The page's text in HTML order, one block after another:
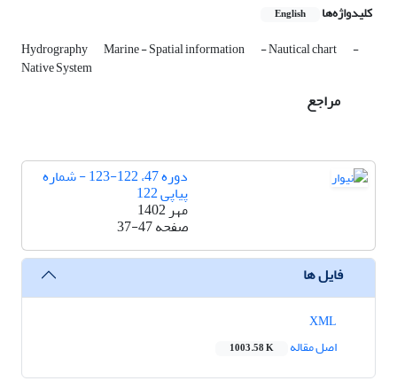
کلیدواژه‌ها English
Hydrography Marine - Spatial information - Nautical chart -
Native System
مراجع
دوره 47، 122-123 - شماره
پیاپی 122
مهر 1402
صفحه37-47
فایل ها
اصل مقاله
1003.58 K